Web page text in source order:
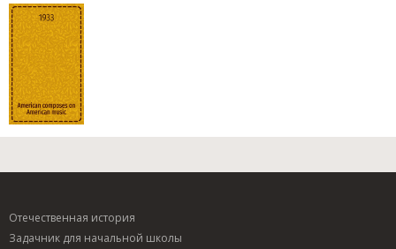
Отечественная история
Задачник для начальной школы